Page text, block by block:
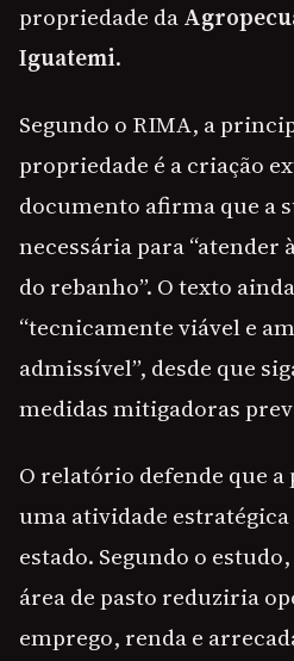
propriedade da
Iguatemi.
Segundo o RIMA, a
propriedade é a criação
documento afirma que a
necessária para “atender
do rebanho”. O texto
“tecnicamente viável e
admissível”, desde que
medidas mitigadoras
O relatório defende que a
uma atividade
estado. Segundo o
área de pasto reduziria
emprego, renda e